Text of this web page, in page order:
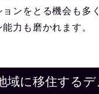
ンをとる機会も多
力も磨かれます。
域に移住するデ